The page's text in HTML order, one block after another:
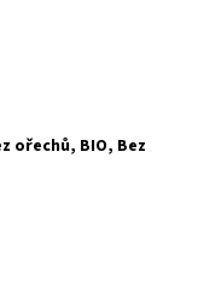
ořechů, BIO, Bez